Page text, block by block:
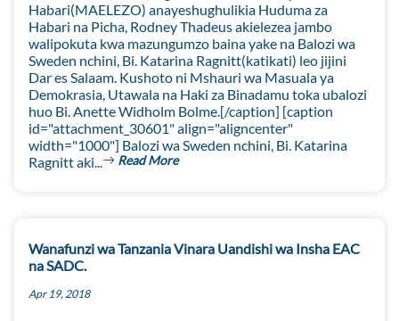
Habari(MAELEZO) anayeshughulikia Huduma za
Habari na Picha, Rodney Thadeus akielezea jambo
walipokuta kwa mazungumzo baina yake na Balozi wa
Sweden nchini, Bi. Katarina Ragnitt(katikati) leo jijini
Dar es Salaam. Kushoto ni Mshauri wa Masuala ya
Demokrasia, Utawala na Haki za Binadamu toka ubalozi
huo Bi. Anette Widholm Bolme.[/caption] [caption
id="attachment_30601" align="aligncenter"
width="1000"] Balozi wa Sweden nchini, Bi. Katarina
Ragnitt aki...
Read More
Wanafunzi wa Tanzania Vinara Uandishi wa Insha EAC
na SADC.
Apr 19, 2018